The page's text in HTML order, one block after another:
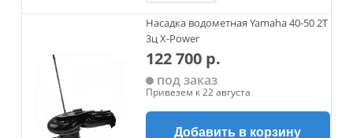
Насадка водометная Yamaha 40-50 2Т
3ц X-Power
122 700 р.
под заказ
Привезем к 22 августа
Добавить в корзину